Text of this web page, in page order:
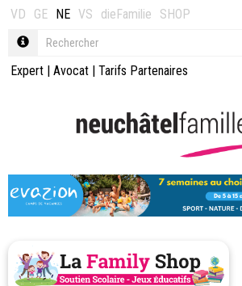
VD GE NE VS dieFamilie SHOP
Expert | Avocat | Tarifs Partenaires